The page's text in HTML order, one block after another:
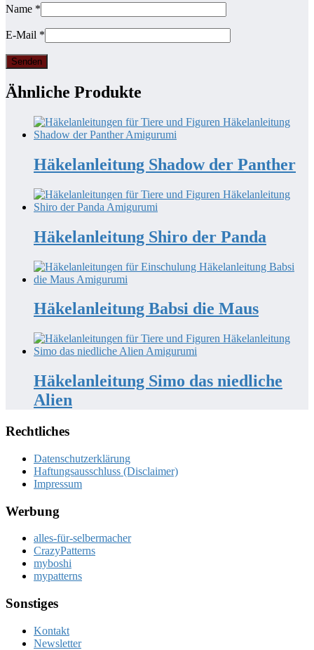
Name *
E-Mail *
Ähnliche Produkte
Häkelanleitung Shadow der Panther
Häkelanleitung Shiro der Panda
Häkelanleitung Babsi die Maus
Häkelanleitung Simo das niedliche
Alien
Rechtliches
Datenschutzerklärung
Haftungsausschluss (Disclaimer)
Impressum
Werbung
alles-für-selbermacher
CrazyPatterns
myboshi
mypatterns
Sonstiges
Kontakt
Newsletter